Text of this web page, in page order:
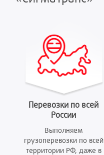
Перевозки по всей
России
Выполняем
грузоперевозки по всей
территории РФ, даже в